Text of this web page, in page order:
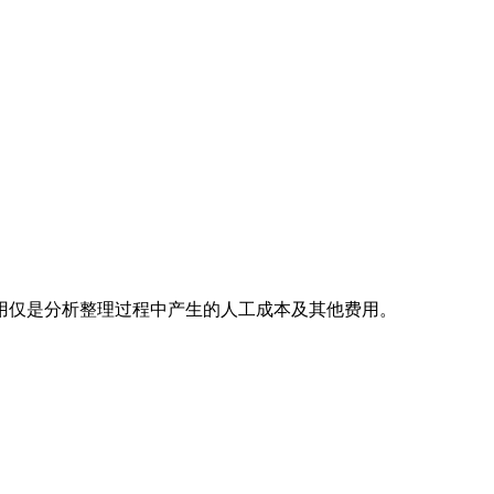
是分析整理过程中产生的人工成本及其他费用。